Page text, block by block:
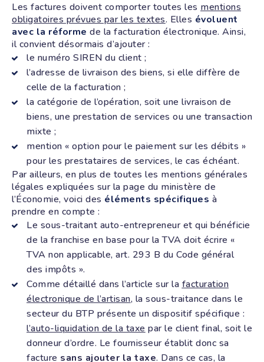
Les factures doivent comporter toutes les mentions
obligatoires prévues par les textes. Elles évoluent
avec la réforme de la facturation électronique. Ainsi,
il convient désormais d’ajouter :
le numéro SIREN du client ;
l’adresse de livraison des biens, si elle diffère de
celle de la facturation ;
la catégorie de l’opération, soit une livraison de
biens, une prestation de services ou une transaction
mixte ;
mention « option pour le paiement sur les débits »
pour les prestataires de services, le cas échéant.
Par ailleurs, en plus de toutes les mentions générales
légales expliquées sur la page du ministère de
l’Économie, voici des éléments spécifiques à
prendre en compte :
Le sous-traitant auto-entrepreneur et qui bénéficie
de la franchise en base pour la TVA doit écrire «
TVA non applicable, art. 293 B du Code général
des impôts ».
Comme détaillé dans l’article sur la facturation
électronique de l’artisan, la sous-traitance dans le
secteur du BTP présente un dispositif spécifique :
l’auto-liquidation de la taxe par le client final, soit le
donneur d’ordre. Le fournisseur établit donc sa
facture sans ajouter la taxe. Dans ce cas, la